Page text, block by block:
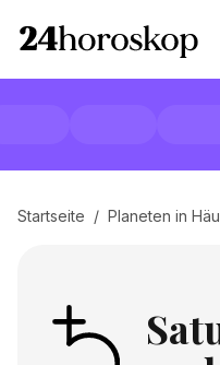
Startseite / Planeten in